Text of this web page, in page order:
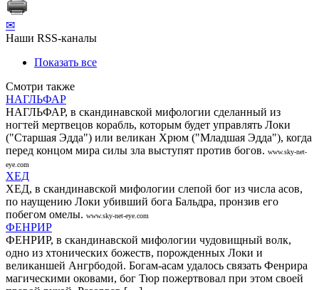
✉
Наши RSS-каналы
Показать все
Смотри также
НАГЛЬФАР
НАГЛЬФАР, в скандинавской мифологии сделанный из
ногтей мертвецов корабль, которым будет управлять Локи
("Старшая Эдда") или великан Хрюм ("Младшая Эдда"), когда
перед концом мира силы зла выступят против богов. www.sky-net-
eye.com
ХЕД
ХЕД, в скандинавской мифологии слепой бог из числа асов,
по наущению Локи убивший бога Бальдра, пронзив его
побегом омелы. www.sky-net-eye.com
ФЕНРИР
ФЕНРИР, в скандинавской мифологии чудовищный волк,
одно из хтонических божеств, порожденных Локи и
великаншей Ангрбодой. Богам-асам удалось связать Фенрира
магическими оковами, бог Тюр пожертвовал при этом своей